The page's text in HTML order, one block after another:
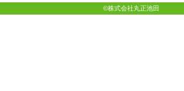
©株式会社丸正池田